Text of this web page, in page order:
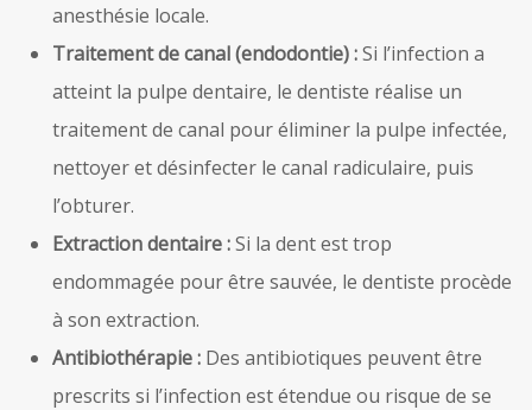
anesthésie locale.
Traitement de canal (endodontie) :Si l’infection a
atteint la pulpe dentaire, le dentiste réalise un
traitement de canal pour éliminer la pulpe infectée,
nettoyer et désinfecter le canal radiculaire, puis
l’obturer.
Extraction dentaire :Si la dent est trop
endommagée pour être sauvée, le dentiste procède
à son extraction.
Antibiothérapie : Des antibiotiques peuvent être
prescrits si l’infection est étendue ou risque de se